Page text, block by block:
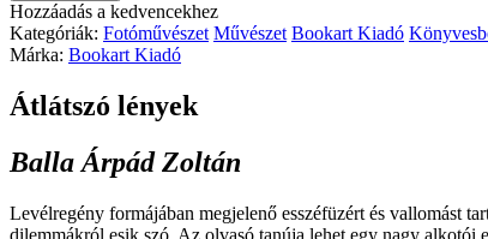
Hozzáadás a kedvencekhez
Kategóriák: Fotóművészet Művészet Bookart Kiadó
Márka: Bookart Kiadó
Átlátszó lények
Balla Árpád Zoltán
Levélregény formájában megjelenő esszéfüzért és vallomást